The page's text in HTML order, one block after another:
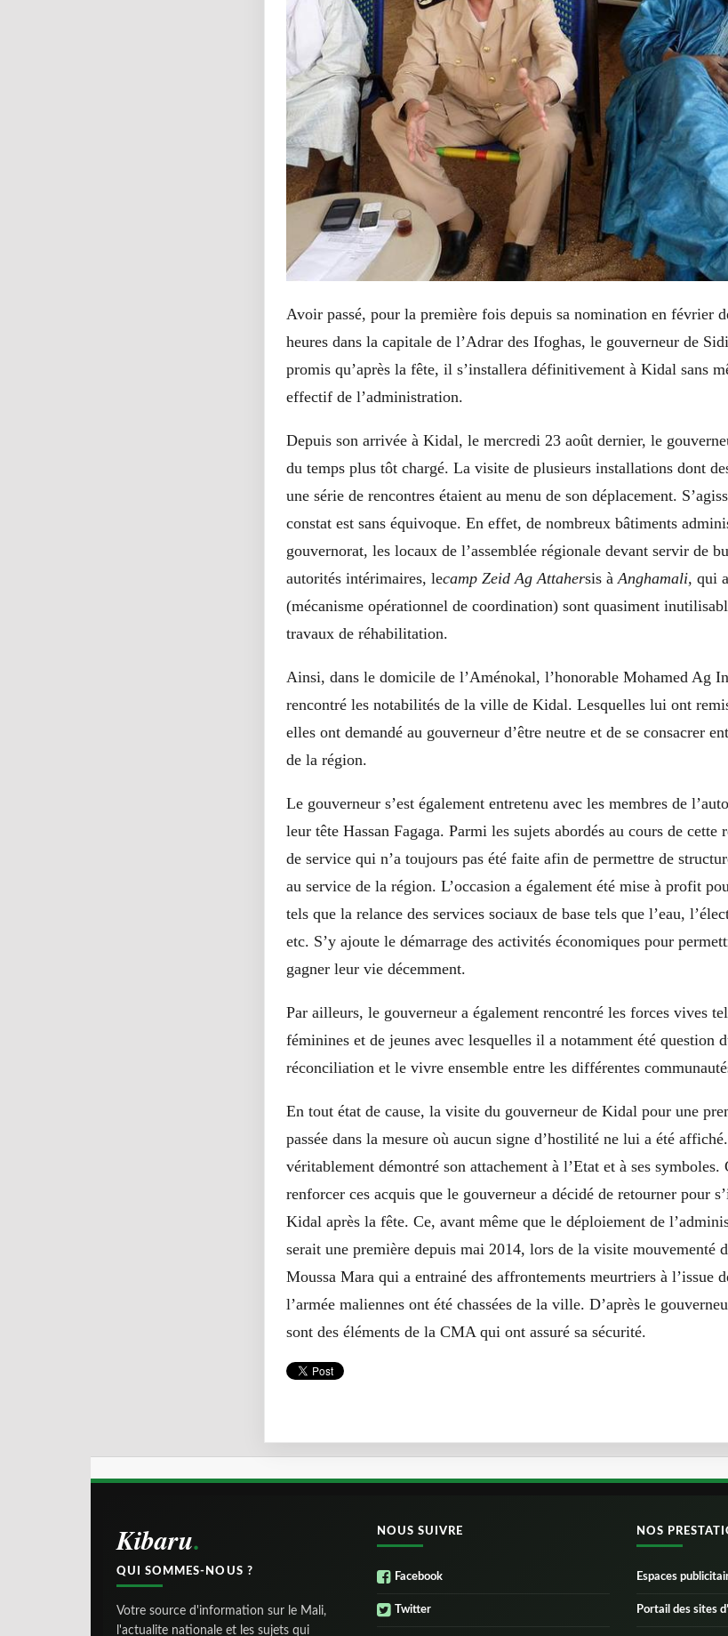
Avoir passé, pour la première fois depuis sa nomination en février
heures dans la capitale de l’Adrar des Ifoghas, le gouverneur de
promis qu’après la fête, il s’installera définitivement à Kidal sans
effectif de l’administration.
Depuis son arrivée à Kidal, le mercredi 23 août dernier, le
du temps plus tôt chargé. La visite de plusieurs installations dont
une série de rencontres étaient au menu de son déplacement.
constat est sans équivoque. En effet, de nombreux bâtiments
gouvernorat, les locaux de l’assemblée régionale devant servir de
autorités intérimaires, lecamp Zeid Ag Attahersis àAnghamali, qui
(mécanisme opérationnel de coordination) sont quasiment
travaux de réhabilitation.
Ainsi, dans le domicile de l’Aménokal, l’honorable Mohamed Ag
rencontré les notabilités de la ville de Kidal. Lesquelles lui ont
elles ont demandé au gouverneur d’être neutre et de se consacrer
de la région.
Le gouverneur s’est également entretenu avec les membres de
leur tête Hassan Fagaga. Parmi les sujets abordés au cours de cette
de service qui n’a toujours pas été faite afin de permettre de
au service de la région. L’occasion a également été mise à profit
tels que la relance des services sociaux de base tels que l’eau,
etc. S’y ajoute le démarrage des activités économiques pour
gagner leur vie décemment.
Par ailleurs, le gouverneur a également rencontré les forces vives
féminines et de jeunes avec lesquelles il a notamment été question
réconciliation et le vivre ensemble entre les différentes
En tout état de cause, la visite du gouverneur de Kidal pour une
passée dans la mesure où aucun signe d’hostilité ne lui a été
véritablement démontré son attachement à l’Etat et à ses symboles.
renforcer ces acquis que le gouverneur a décidé de retourner pour
Kidal après la fête. Ce, avant même que le déploiement de
serait une première depuis mai 2014, lors de la visite mouvementé
Moussa Mara qui a entrainé des affrontements meurtriers à l’issue
l’armée maliennes ont été chassées de la ville. D’après le
sont des éléments de la CMA qui ont assuré sa sécurité.
Kibaru
QUI SOMMES-NOUS ?
Votre source d'information sur le Mali,
l'actualite nationale et les sujets qui
NOUS SUIVRE
Facebook
Twitter
NOS
Espaces
Portail des sites